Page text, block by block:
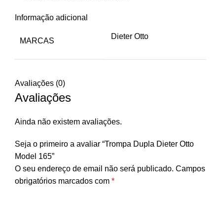
Informação adicional
MARCAS
Dieter Otto
Avaliações (0)
Avaliações
Ainda não existem avaliações.
Seja o primeiro a avaliar “Trompa Dupla Dieter Otto
Model 165”
O seu endereço de email não será publicado. Campos
obrigatórios marcados com *